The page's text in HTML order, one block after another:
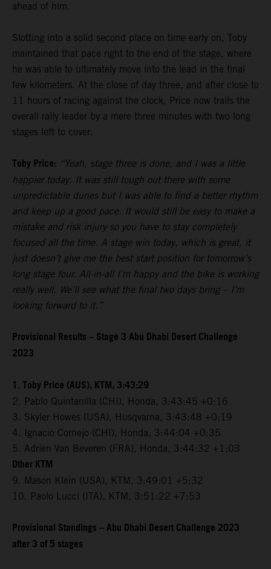
ahead of him.
Slotting into a solid second place on time early on, Toby
maintained that pace right to the end of the stage, where
he was able to ultimately move into the lead in the final
few kilometers. At the close of day three, and after close to
11 hours of racing against the clock, Price now trails the
overall rally leader by a mere three minutes with two long
stages left to cover.
Toby Price: “Yeah, stage three is done, and I was a little
happier today. It was still tough out there with some
unpredictable dunes but I was able to find a better rhythm
and keep up a good pace. It would still be easy to make a
mistake and risk injury so you have to stay completely
focused all the time. A stage win today, which is great, it
just doesn’t give me the best start position for tomorrow’s
long stage four. All-in-all I’m happy and the bike is working
really well. We’ll see what the final two days bring – I’m
looking forward to it.”
Provisional Results – Stage 3 Abu Dhabi Desert Challenge
2023
1. Toby Price (AUS), KTM, 3:43:29
2. Pablo Quintanilla (CHI), Honda, 3:43:45 +0:16
3. Skyler Howes (USA), Husqvarna, 3:43:48 +0:19
4. Ignacio Cornejo (CHI), Honda, 3:44:04 +0:35
5. Adrien Van Beveren (FRA), Honda, 3:44:32 +1:03
Other KTM
9. Mason Klein (USA), KTM, 3:49:01 +5:32
10. Paolo Lucci (ITA), KTM, 3:51:22 +7:53
Provisional Standings – Abu Dhabi Desert Challenge 2023
after 3 of 5 stages